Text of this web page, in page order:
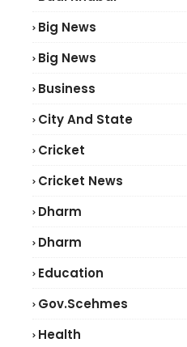
Big News
Big News
Business
City And State
Cricket
Cricket News
Dharm
Dharm
Education
Gov.scehmes
Health